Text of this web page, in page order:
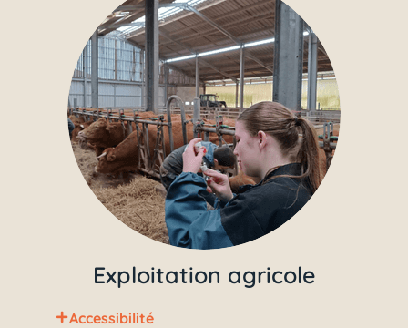
Exploitation agricole
Accessibilité